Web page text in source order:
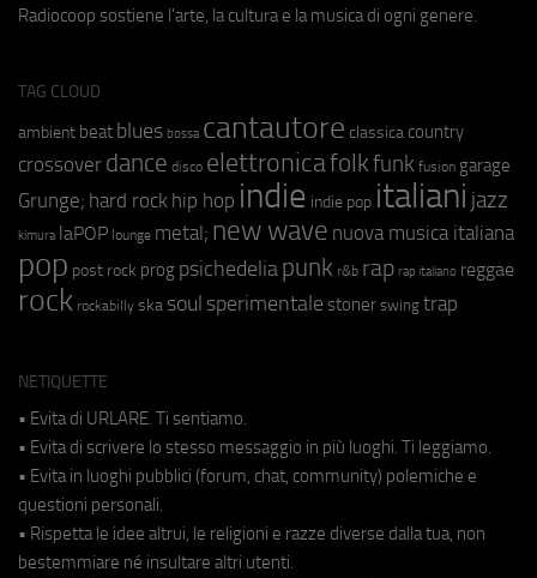
Radiocoop sostiene l'arte, la cultura e la musica di ogni genere.
TAG CLOUD
ambient beat blues bossa cantautore classica country
crossover dance disco elettronicafolkfunk fusion garage
Grunge; hard rock hip hop indie indie pop italiani jazz
kimura laPOP lounge metal; new wave nuova musica italiana
pop post rock prog psichedeliapunk r&b rap rap italiano reggae
rock rockabilly ska soul sperimentale stoner swing trap
NETIQUETTE
• Evita di URLARE. Ti sentiamo.
• Evita di scrivere lo stesso messaggio in più luoghi. Ti leggiamo.
• Evita in luoghi pubblici (forum, chat, community) polemiche e
questioni personali.
• Rispetta le idee altrui, le religioni e razze diverse dalla tua, non
bestemmiare né insultare altri utenti.